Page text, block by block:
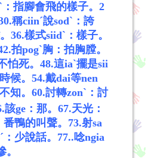
指腳會飛的樣子。 2
稱ciinˊ說sodˋ：誇
36.樣式siidˋ：樣子。
拍pogˋ胸：拍胸膛。
怕死。 48.這iaˋ擺是sii
候。 54.戴dai等nen
知。 60.討轉zonˋ：討
該ge：那。 67.天光：
鴨的叫聲。 73.射sa
少說話。 77..唸ngia